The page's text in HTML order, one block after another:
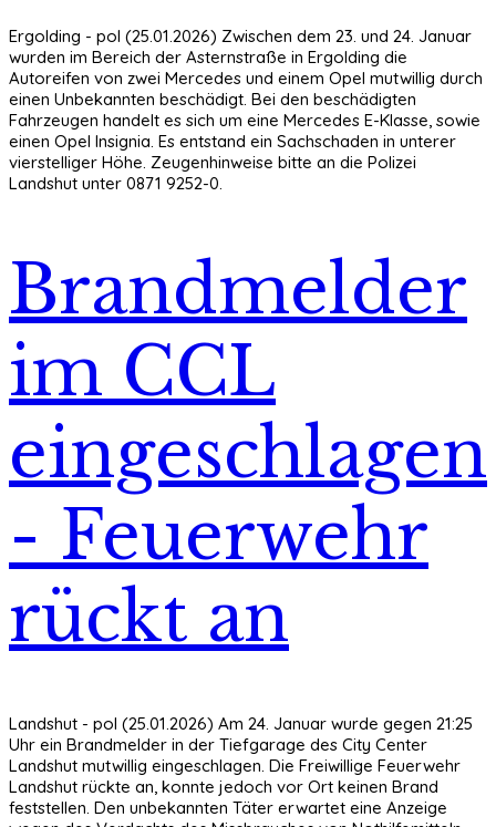
Ergolding - pol (25.01.2026) Zwischen dem 23. und 24. Januar
wurden im Bereich der Asternstraße in Ergolding die
Autoreifen von zwei Mercedes und einem Opel mutwillig durch
einen Unbekannten beschädigt. Bei den beschädigten
Fahrzeugen handelt es sich um eine Mercedes E-Klasse, sowie
einen Opel Insignia. Es entstand ein Sachschaden in unterer
vierstelliger Höhe. Zeugenhinweise bitte an die Polizei
Landshut unter 0871 9252-0.
Brandmelder
im CCL
eingeschlagen
- Feuerwehr
rückt an
Landshut - pol (25.01.2026) Am 24. Januar wurde gegen 21:25
Uhr ein Brandmelder in der Tiefgarage des City Center
Landshut mutwillig eingeschlagen. Die Freiwillige Feuerwehr
Landshut rückte an, konnte jedoch vor Ort keinen Brand
feststellen. Den unbekannten Täter erwartet eine Anzeige